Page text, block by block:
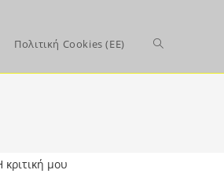
Πολιτική Cookies (ΕΕ) Toggle